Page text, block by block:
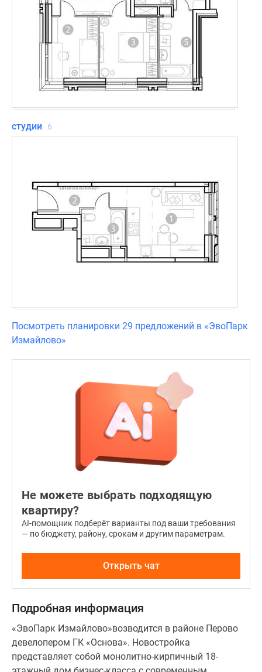
студии 6
Посмотреть планировки 29 предложений в «ЭвоПарк
Измайлово»
Не можете выбрать подходящую
квартиру?
AI-помощник подберёт варианты под ваши требования
— по бюджету, району, срокам и другим параметрам.
Открыть чат
Подробная информация
«ЭвоПарк Измайлово»возводится в районе Перово
девелопером ГК «Основа». Новостройка
представляет собой монолитно-кирпичный 18-